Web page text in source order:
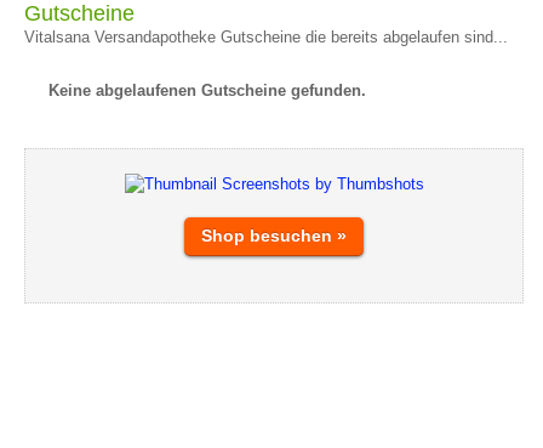
Gutscheine
Vitalsana Versandapotheke Gutscheine die bereits abgelaufen sind...
Keine abgelaufenen Gutscheine gefunden.
Shop besuchen »